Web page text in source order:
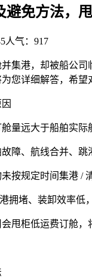
免方法，
人气： 917
港，却被船公司
您详细解答，希望
远大于船舶实际
、航线合并、跳
规定时间集港 / 清
堵、装卸效率低，
柜低运费订舱，